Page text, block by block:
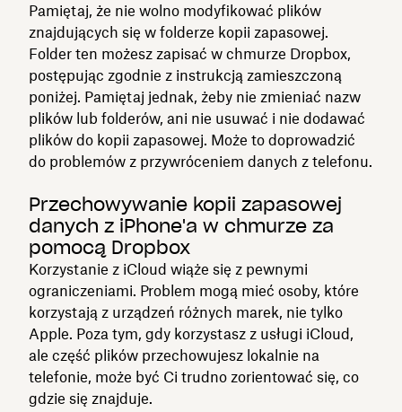
Pamiętaj, że nie wolno modyfikować plików
znajdujących się w folderze kopii zapasowej.
Folder ten możesz zapisać w chmurze Dropbox,
postępując zgodnie z instrukcją zamieszczoną
poniżej. Pamiętaj jednak, żeby nie zmieniać nazw
plików lub folderów, ani nie usuwać i nie dodawać
plików do kopii zapasowej. Może to doprowadzić
do problemów z przywróceniem danych z telefonu.
Przechowywanie kopii zapasowej
danych z iPhone'a w chmurze za
pomocą Dropbox
Korzystanie z iCloud wiąże się z pewnymi
ograniczeniami. Problem mogą mieć osoby, które
korzystają z urządzeń różnych marek, nie tylko
Apple. Poza tym, gdy korzystasz z usługi iCloud,
ale część plików przechowujesz lokalnie na
telefonie, może być Ci trudno zorientować się, co
gdzie się znajduje.